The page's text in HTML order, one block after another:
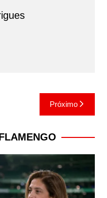
Próximo